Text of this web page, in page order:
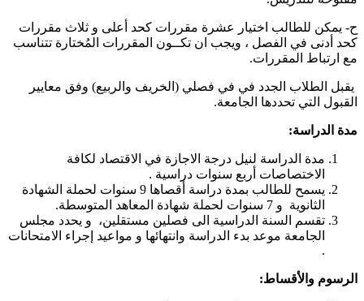
يمكن للطالب اختيار عشرة مقررات كحد أعلى و ثلاث مقررات
أدنى في الفصل ، ويجب ان تكــون المقررات المُختارة تتناسب
ارتباط المقررات.
الطلاب الجدد في في فصلي (الخريف والربيع) وفق معايير
التي تحددها الجامعة.
الدراسة:
مدة الدراسة لنيل درجة الاجازة في الاقتصاد لكافة
الاختصاصات أربع سنوات دراسية .
يسمح للطالب بمدة دراسة أقصاها 9 سنوات لحملة الشهادة
الثانوية و 7 سنوات لحملة شهادة المعاهد المتوسطة.
تقسم السنة الدراسية الى فصلين مستقلين، و يحدد مجلس
الجامعة موعد بدء الدراسة وانتهائها و مواعيد إجراء الامتحانات
والأقساط: